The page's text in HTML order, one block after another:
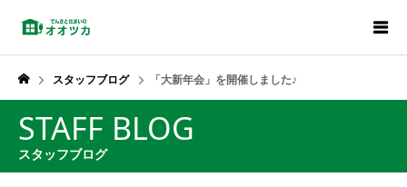
スタッフブログ 「大新年会」を開催しました♪
STAFF BLOG
スタッフブログ